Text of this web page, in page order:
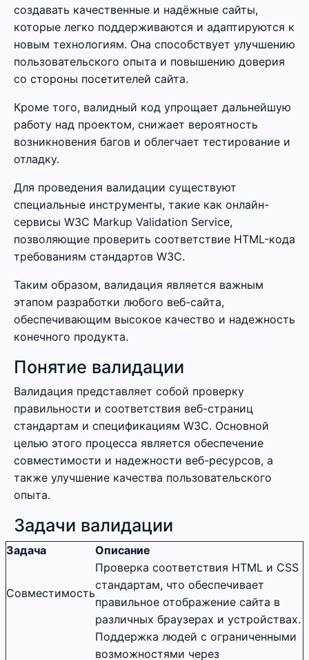
создавать качественные и надёжные сайты,
которые легко поддерживаются и адаптируются к
новым технологиям. Она способствует улучшению
пользовательского опыта и повышению доверия
со стороны посетителей сайта.
Кроме того, валидный код упрощает дальнейшую
работу над проектом, снижает вероятность
возникновения багов и облегчает тестирование и
отладку.
Для проведения валидации существуют
специальные инструменты, такие как онлайн-
сервисы W3C Markup Validation Service,
позволяющие проверить соответствие HTML-кода
требованиям стандартов W3C.
Таким образом, валидация является важным
этапом разработки любого веб-сайта,
обеспечивающим высокое качество и надежность
конечного продукта.
Понятие валидации
Валидация представляет собой проверку
правильности и соответствия веб-страниц
стандартам и спецификациям W3C. Основной
целью этого процесса является обеспечение
совместимости и надежности веб-ресурсов, а
также улучшение качества пользовательского
опыта.
Задачи валидации
Задача Описание
Совместимость
Проверка соответствия HTML и CSS
стандартам, что обеспечивает
правильное отображение сайта в
различных браузерах и устройствах.
Поддержка людей с ограниченными
возможностями через